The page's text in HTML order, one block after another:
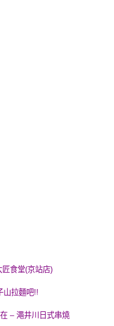
食堂(京站店)
山拉麵吧!!
– 澠井川日式串燒